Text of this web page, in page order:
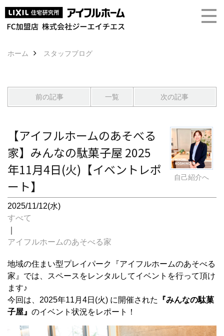
ホーム スタッフブログ
前の記事 一覧 次の記事
自己紹介へ
【アイフルホームのあそべる
家】みんなの駄菓子屋 2025
年11月4日(火)【イベントレポ
ート】
2025/11/12(水)
すべて
アイフルホームのあそべる家
地域の住まい型プレイパーク『アイフルホームのあそべる
家』では、スペースをレンタルしてイベントを行って頂け
ます♪
今回は、2025年11月4日(火) に開催された
『みんなの駄菓
子屋』 のイベント状況をレポート！